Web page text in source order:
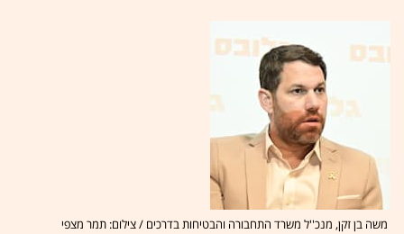
משה בן זקן, מנכ''ל משרד התחבורה והבטיחות בדרכים / צילום: תמר מצפי